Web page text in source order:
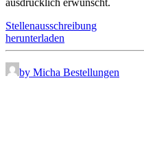
ausdrücklich erwünscht.
Stellenausschreibung
herunterladen
by Micha Bestellungen